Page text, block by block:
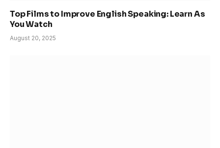
Top Films to Improve English Speaking: Learn As
You Watch
August 20, 2025